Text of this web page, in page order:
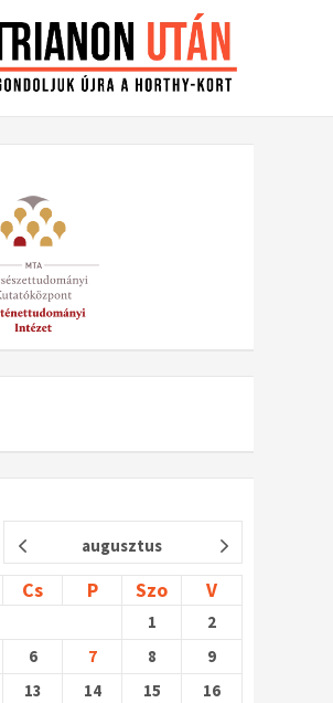
augusztus
Cs P Szo V
1
2
6 7 8
9
13 14 15
16